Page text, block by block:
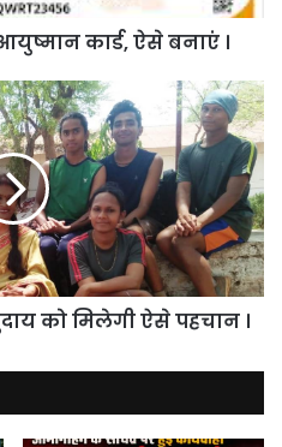
कार्ड, ऐसे बनाएं ।
को मिलेगी ऐसे पहचान ।